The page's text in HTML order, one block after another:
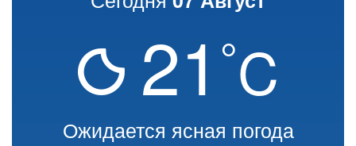
21 °C
Ожидается ясная погода